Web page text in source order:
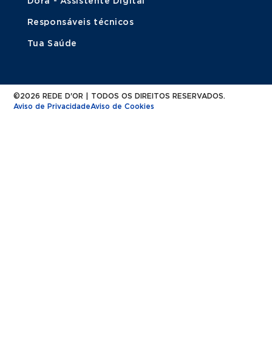
Responsáveis técnicos
Tua Saúde
©2026 REDE D'OR | TODOS OS DIREITOS RESERVADOS.
Aviso de PrivacidadeAviso de Cookies